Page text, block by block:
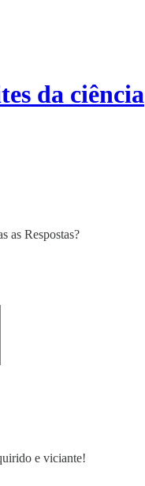
da ciência
as Respostas?
e viciante!